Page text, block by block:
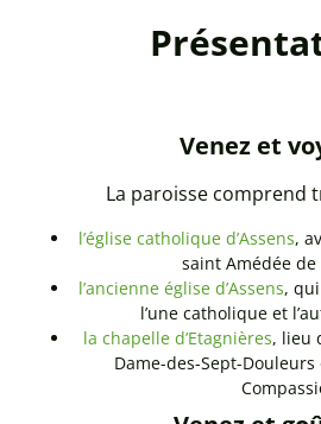
Venez et
La paroisse comprend
l’église catholique d’Assens,
saint Amédée de
l’ancienne église d’Assens,
l’une catholique et
la chapelle d’Etagnières, lieu
Dame-des-Sept-